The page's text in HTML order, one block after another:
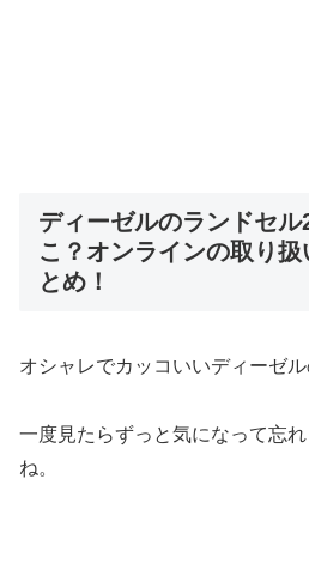
ディーゼルのランドセ
こ？オンラインの取り扱
とめ！
オシャレでカッコいいディーゼル
一度見たらずっと気になって忘
ね。